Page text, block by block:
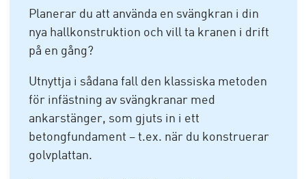
Planerar du att använda en svängkran i din
nya hallkonstruktion och vill ta kranen i drift
på en gång?
Utnyttja i sådana fall den klassiska metoden
för infästning av svängkranar med
ankarstänger, som gjuts in i ett
betongfundament – t.ex. när du konstruerar
golvplattan.